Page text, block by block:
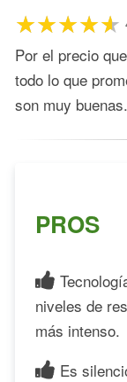
Por el precio
todo lo que
son muy buenas.
PROS
niveles de
más intenso.
Es